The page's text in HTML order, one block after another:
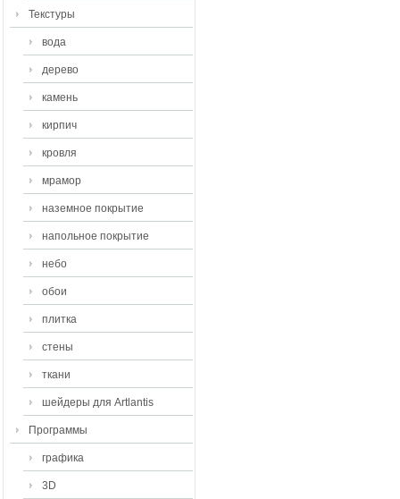
Текстуры
вода
дерево
камень
кирпич
кровля
мрамор
наземное покрытие
напольное покрытие
небо
обои
плитка
стены
ткани
шейдеры для Artlantis
Программы
графика
3D